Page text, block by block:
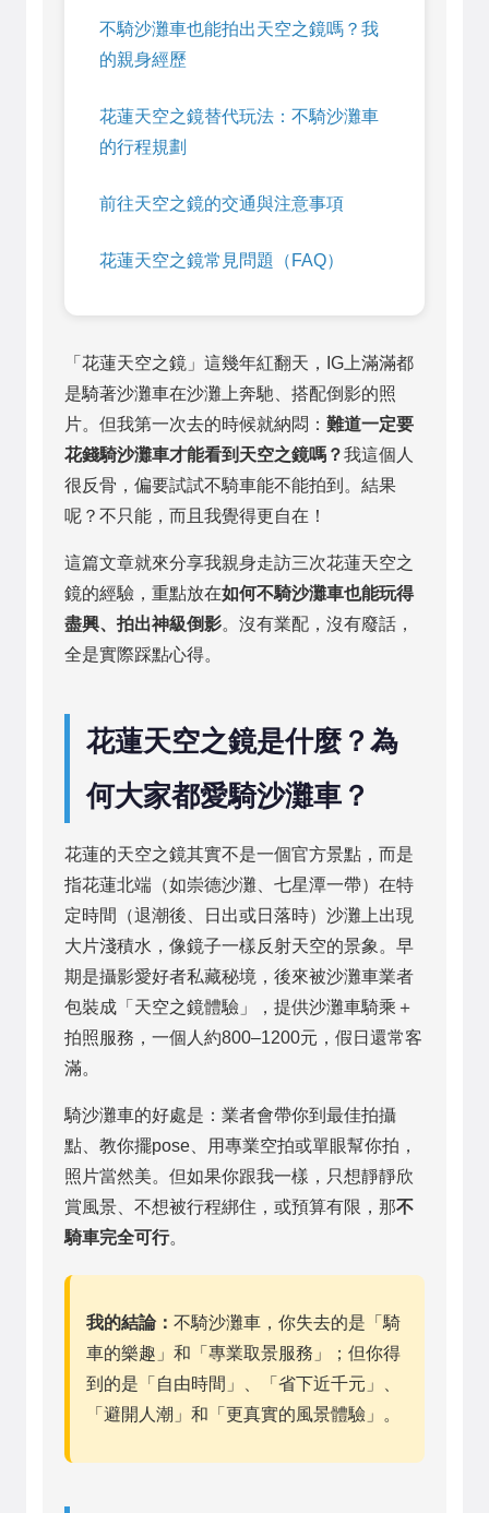
不騎沙灘車也能拍出天空之鏡嗎？我
的親身經歷
花蓮天空之鏡替代玩法：不騎沙灘車
的行程規劃
前往天空之鏡的交通與注意事項
花蓮天空之鏡常見問題（FAQ）
「花蓮天空之鏡」這幾年紅翻天，IG上滿滿都
是騎著沙灘車在沙灘上奔馳、搭配倒影的照
片。但我第一次去的時候就納悶： 難道一定要
花錢騎沙灘車才能看到天空之鏡嗎？我這個人
很反骨，偏要試試不騎車能不能拍到。結果
呢？不只能，而且我覺得更自在！
這篇文章就來分享我親身走訪三次花蓮天空之
鏡的經驗，重點放在如何不騎沙灘車也能玩得
盡興、拍出神級倒影。沒有業配，沒有廢話，
全是實際踩點心得。
花蓮天空之鏡是什麼？為
何大家都愛騎沙灘車？
花蓮的天空之鏡其實不是一個官方景點，而是
指花蓮北端（如崇德沙灘、七星潭一帶）在特
定時間（退潮後、日出或日落時）沙灘上出現
大片淺積水，像鏡子一樣反射天空的景象。早
期是攝影愛好者私藏秘境，後來被沙灘車業者
包裝成「天空之鏡體驗」，提供沙灘車騎乘＋
拍照服務，一個人約800–1200元，假日還常客
滿。
騎沙灘車的好處是：業者會帶你到最佳拍攝
點、教你擺pose、用專業空拍或單眼幫你拍，
照片當然美。但如果你跟我一樣，只想靜靜欣
賞風景、不想被行程綁住，或預算有限，那不
騎車完全可行。
我的結論： 不騎沙灘車，你失去的是「騎
車的樂趣」和「專業取景服務」；但你得
到的是「自由時間」、「省下近千元」、
「避開人潮」和「更真實的風景體驗」。